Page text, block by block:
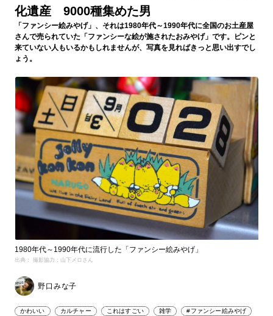
化遺産 9000種集めた男
「ファンシー絵みやげ」、それは1980年代～1990年代に全国のお土産屋
さんで売られていた「ファンシーな絵が施されたおみやげ」です。ピンと
来ていない人もいるかもしれませんが、写真を見ればきっと思い出すでし
ょう。
1980年代～1990年代に流行した「ファンシー絵みやげ」
出典： 撮影協力：山下メロさん
野口みな子
かわいい カルチャー これはすごい 雑学 #ファンシー絵みやげ